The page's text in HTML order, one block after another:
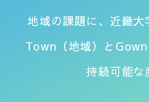
地域の課題に、近畿大
Town（地域）とGown
持続可能な